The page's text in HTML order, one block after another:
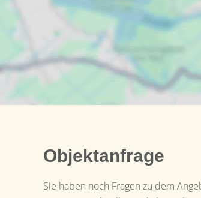
Objektanfrage
Sie haben noch Fragen zu dem